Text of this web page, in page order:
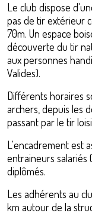
Le club dispose
pas de tir extérieur
70m. Un espace
découverte du tir
aux personnes
Valides).
Différents horaires
archers, depuis les
passant par le tir
L'encadrement est
entraineurs salariés
diplômés.
Les adhérents au
km autour de la